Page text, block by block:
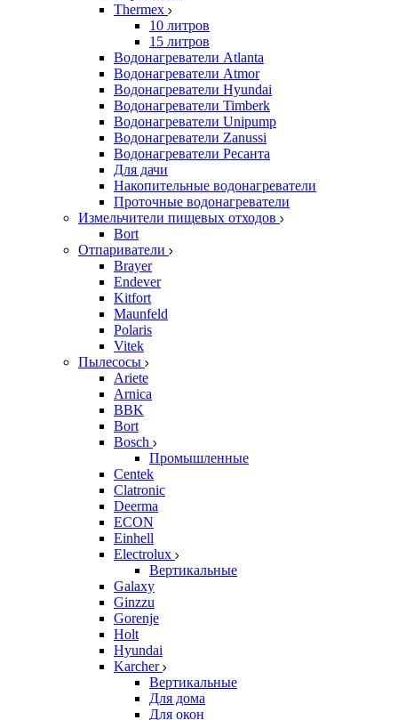
Thermex
10 литров
15 литров
Водонагреватели Atlanta
Водонагреватели Atmor
Водонагреватели Hyundai
Водонагреватели Timberk
Водонагреватели Unipump
Водонагреватели Zanussi
Водонагреватели Ресанта
Для дачи
Накопительные водонагреватели
Проточные водонагреватели
Измельчители пищевых отходов
Bort
Отпариватели
Brayer
Endever
Kitfort
Maunfeld
Polaris
Vitek
Пылесосы
Ariete
Arnica
BBK
Bort
Bosch
Промышленные
Centek
Clatronic
Deerma
ECON
Einhell
Electrolux
Вертикальные
Galaxy
Ginzzu
Gorenje
Holt
Hyundai
Karcher
Вертикальные
Для дома
Для окон